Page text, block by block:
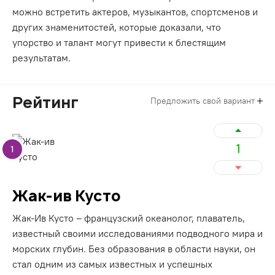
можно встретить актеров, музыкантов, спортсменов и
других знаменитостей, которые доказали, что
упорство и талант могут привести к блестящим
результатам.
Рейтинг Предложить свой вариант
1 1
Жак-ив Кусто
Жак-Ив Кусто – французский океанолог, плаватель,
известный своими исследованиями подводного мира и
морских глубин. Без образования в области науки, он
стал одним из самых известных и успешных